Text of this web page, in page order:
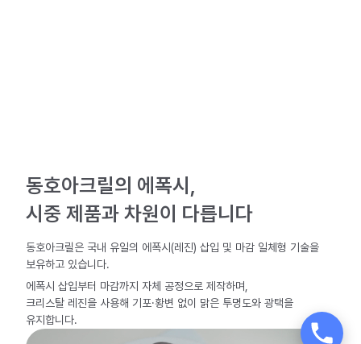
동호아크릴의 에폭시,
시중 제품과 차원이 다릅니다
동호아크릴은 국내 유일의 에폭시(레진) 삽입 및 마감 일체형 기술을
보유하고 있습니다.
에폭시 삽입부터 마감까지 자체 공정으로 제작하며,
크리스탈 레진을 사용해 기포·황변 없이 맑은 투명도와 광택을
유지합니다.